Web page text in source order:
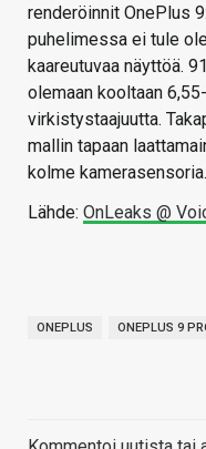
renderöinnit OnePlus
puhelimessa ei tule
kaareutuvaa näyttöä.
olemaan kooltaan
virkistystaajuutta.
mallin tapaan
kolme kamerasensoria.
Lähde: OnLeaks @
ONEPLUS ONEPLUS 9